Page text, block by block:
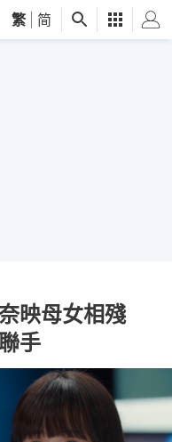
繁 简
映母女相殘
手